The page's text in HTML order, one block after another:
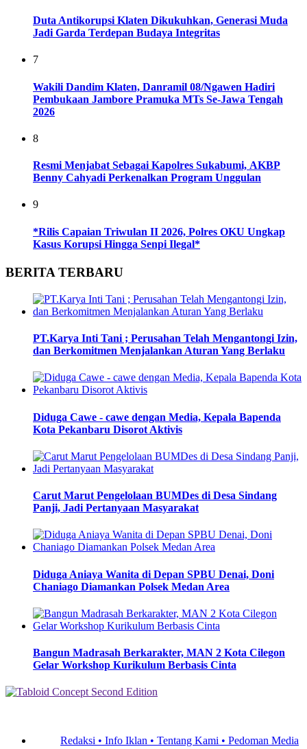
Duta Antikorupsi Klaten Dikukuhkan, Generasi Muda
Jadi Garda Terdepan Budaya Integritas
7
Wakili Dandim Klaten, Danramil 08/Ngawen Hadiri
Pembukaan Jambore Pramuka MTs Se-Jawa Tengah
2026
8
Resmi Menjabat Sebagai Kapolres Sukabumi, AKBP
Benny Cahyadi Perkenalkan Program Unggulan
9
*Rilis Capaian Triwulan II 2026, Polres OKU Ungkap
Kasus Korupsi Hingga Senpi Ilegal*
BERITA TERBARU
PT.Karya Inti Tani ; Perusahan Telah Mengantongi Izin,
dan Berkomitmen Menjalankan Aturan Yang Berlaku
Diduga Cawe - cawe dengan Media, Kepala Bapenda
Kota Pekanbaru Disorot Aktivis
Carut Marut Pengelolaan BUMDes di Desa Sindang
Panji, Jadi Pertanyaan Masyarakat
Diduga Aniaya Wanita di Depan SPBU Denai, Doni
Chaniago Diamankan Polsek Medan Area
Bangun Madrasah Berkarakter, MAN 2 Kota Cilegon
Gelar Workshop Kurikulum Berbasis Cinta
Redaksi • Info Iklan • Tentang Kami • Pedoman Media